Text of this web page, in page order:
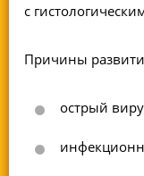
с
Причины
острый